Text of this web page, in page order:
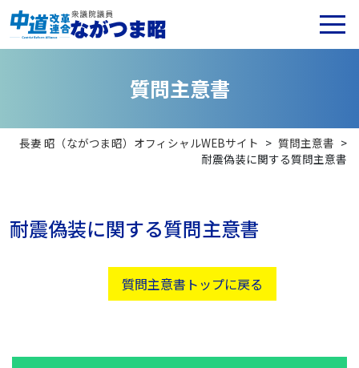
質問主意書
長妻 昭（ながつま昭）オフィシャルWEBサイト > 質問主意書 >
耐震偽装に関する質問主意書
耐震偽装に関する質問主意書
質問主意書トップに戻る